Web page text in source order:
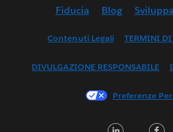
English
Français
한국어
Fiducia Blog
Contenuti Legali TERMINI
DIVULGAZIONE RESPONSABILE
Preferenze